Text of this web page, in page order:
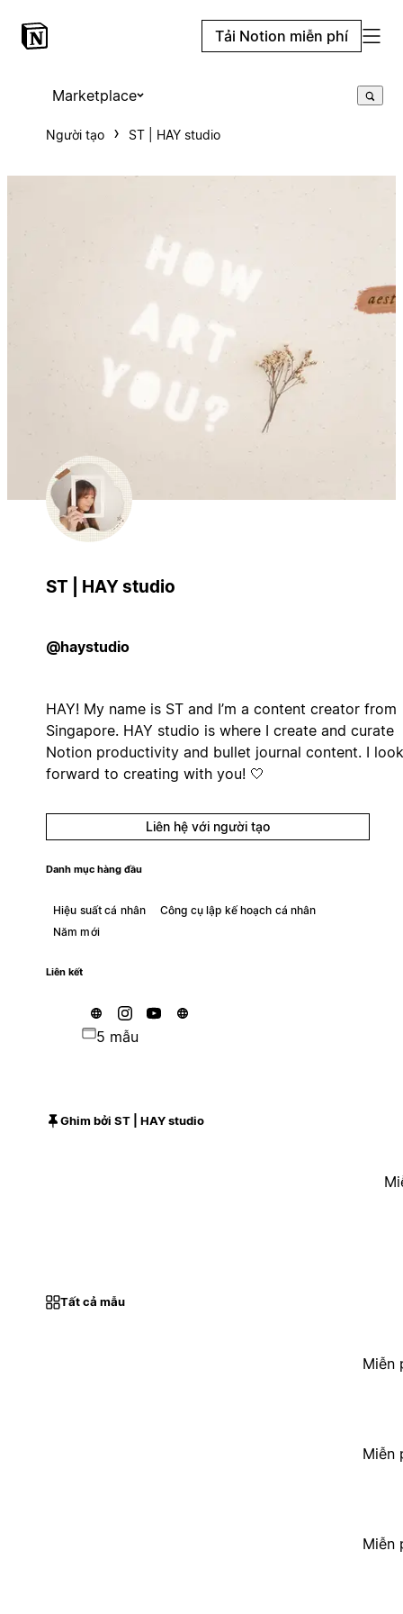
Tải Notion miễn phí
Marketplace
Người tạo ST | HAY studio
ST | HAY studio
@haystudio
HAY! My name is ST and I’m a content creator from
Singapore. HAY studio is where I create and curate
Notion productivity and bullet journal content. I look
forward to creating with you! 🤍
Liên hệ với người tạo
Danh mục hàng đầu
Hiệu suất cá nhân
Công cụ lập kế hoạch cá nhân
Năm mới
Liên kết
5 mẫu
Ghim bởi ST | HAY studio
Tất cả mẫu
Miễn
Miễn
Miễn